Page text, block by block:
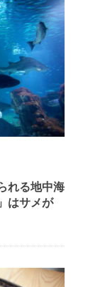
れる地中海
はサメが